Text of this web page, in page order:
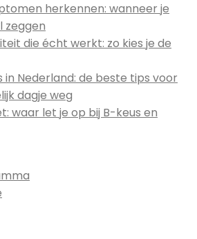
herkennen: wanneer je
zeggen
die écht werkt: zo kies je de
in Nederland: de beste tips voor
dagje weg
waar let je op bij B-keus en